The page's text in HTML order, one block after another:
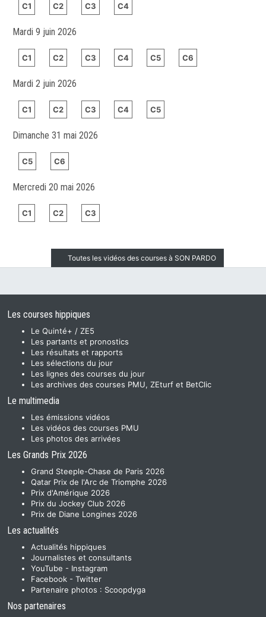
C1 C2 C3 C4
Mardi 9 juin 2026
C1 C2 C3 C4 C5 C6
Mardi 2 juin 2026
C1 C2 C3 C4 C5
Dimanche 31 mai 2026
C5 C6
Mercredi 20 mai 2026
C1 C2 C3
Toutes les vidéos des courses à SON PARDO
Les courses hippiques
Le Quinté+ / ZE5
Les partants et pronostics
Les résultats et rapports
Les sélections du jour
Les lignes des courses du jour
Les archives des courses PMU, ZEturf et BetClic
Le multimedia
Les émissions vidéos
Les vidéos des courses PMU
Les photos des arrivées
Les Grands Prix 2026
Grand Steeple-Chase de Paris 2026
Qatar Prix de l'Arc de Triomphe 2026
Prix d'Amérique 2026
Prix du Jockey Club 2026
Prix de Diane Longines 2026
Les actualités
Actualités hippiques
Journalistes et consultants
YouTube - Instagram
Facebook - Twitter
Partenaire photos : Scoopdyga
Nos partenaires